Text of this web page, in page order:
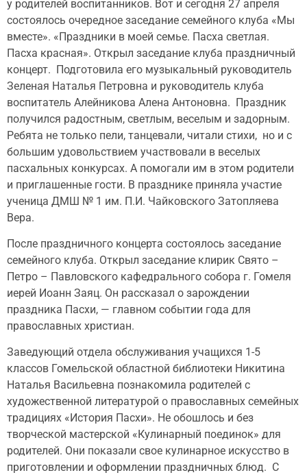
у родителей воспитанников. Вот и сегодня 27 апреля
состоялось очередное заседание семейного клуба «Мы
вместе». «Праздники в моей семье. Пасха светлая.
Пасха красная». Открыл заседание клуба праздничный
концерт. Подготовила его музыкальный руководитель
Зеленая Наталья Петровна и руководитель клуба
воспитатель Алейникова Алена Антоновна. Праздник
получился радостным, светлым, веселым и задорным.
Ребята не только пели, танцевали, читали стихи, но и с
большим удовольствием участвовали в веселых
пасхальных конкурсах. А помогали им в этом родители
и приглашенные гости. В празднике приняла участие
ученица ДМШ № 1 им. П.И. Чайковского Затопляева
Вера.
После праздничного концерта состоялось заседание
семейного клуба. Открыл заседание клирик Свято –
Петро – Павловского кафедрального собора г. Гомеля
иерей Иоанн Заяц. Он рассказал о зарождении
праздника Пасхи, — главном событии года для
православных христиан.
Заведующий отдела обслуживания учащихся 1-5
классов Гомельской областной библиотеки Никитина
Наталья Васильевна познакомила родителей с
художественной литературой о православных семейных
традициях «История Пасхи». Не обошлось и без
творческой мастерской «Кулинарный поединок» для
родителей. Они показали свое кулинарное искусство в
приготовлении и оформлении праздничных блюд. С